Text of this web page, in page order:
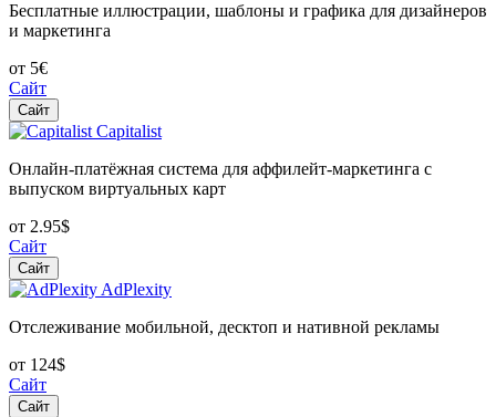
Бесплатные иллюстрации, шаблоны и графика для дизайнеров
и маркетинга
от 5€
Сайт
Сайт
Capitalist
Онлайн-платёжная система для аффилейт-маркетинга с
выпуском виртуальных карт
от 2.95$
Сайт
Сайт
AdPlexity
Отслеживание мобильной, десктоп и нативной рекламы
от 124$
Сайт
Сайт